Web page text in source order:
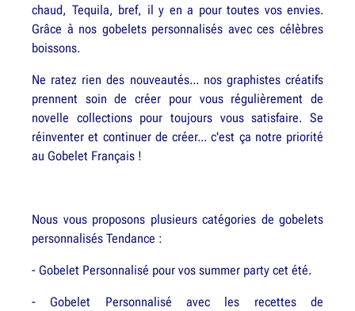
chaud, Tequila, bref, il y en a pour toutes vos envies.
Grâce à nos gobelets personnalisés avec ces célèbres
boissons.
Ne ratez rien des nouveautés... nos graphistes créatifs
prennent soin de créer pour vous régulièrement de
novelle collections pour toujours vous satisfaire. Se
réinventer et continuer de créer... c'est ça notre priorité
au Gobelet Français !
Nous vous proposons plusieurs catégories de gobelets
personnalisés Tendance :
- Gobelet Personnalisé pour vos summer party cet été.
- Gobelet Personnalisé avec les recettes de